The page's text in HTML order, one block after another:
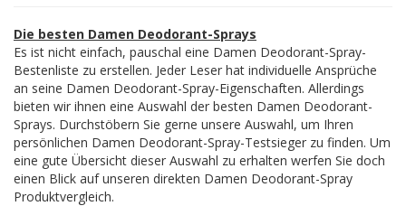
Die besten Damen Deodorant-Sprays
Es ist nicht einfach, pauschal eine Damen Deodorant-Spray-
Bestenliste zu erstellen. Jeder Leser hat individuelle Ansprüche
an seine Damen Deodorant-Spray-Eigenschaften. Allerdings
bieten wir ihnen eine Auswahl der besten Damen Deodorant-
Sprays. Durchstöbern Sie gerne unsere Auswahl, um Ihren
persönlichen Damen Deodorant-Spray-Testsieger zu finden. Um
eine gute Übersicht dieser Auswahl zu erhalten werfen Sie doch
einen Blick auf unseren direkten Damen Deodorant-Spray
Produktvergleich.